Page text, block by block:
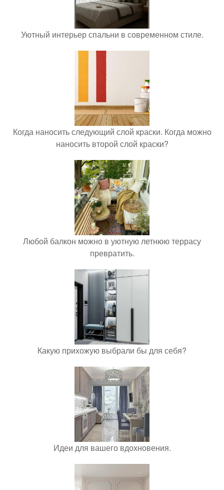
Уютный интерьер спальни в современном стиле.
Когда наносить следующий слой краски. Когда можно
наносить второй слой краски?
Любой балкон можно в уютную летнюю террасу
превратить.
Какую прихожую выбрали бы для себя?
Идеи для вашего вдохновения.